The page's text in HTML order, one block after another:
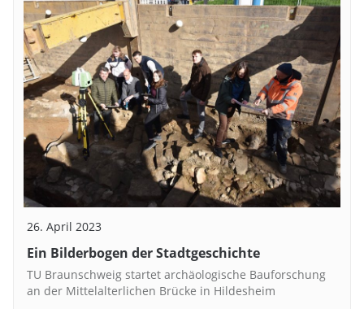
26. April 2023
Ein Bilderbogen der Stadtgeschichte
TU Braunschweig startet archäologische Bauforschung
an der Mittelalterlichen Brücke in Hildesheim